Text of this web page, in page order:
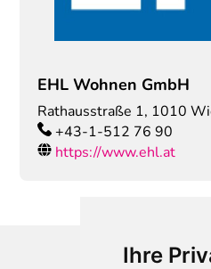
Ihre
EHL Wohnen GmbH
Rathausstraße 1, 1010
+43-1-512 76 90
https://www.ehl.at